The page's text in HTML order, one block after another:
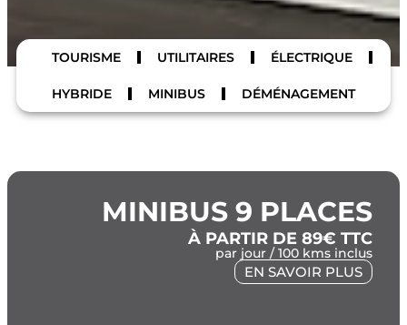
TOURISME UTILITAIRES ÉLECTRIQUE
HYBRIDE MINIBUS DÉMÉNAGEMENT
MINIBUS 9 PLACES
À PARTIR DE 89€ TTC
par jour / 100 kms inclus
EN SAVOIR PLUS